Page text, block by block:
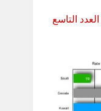
التاسع